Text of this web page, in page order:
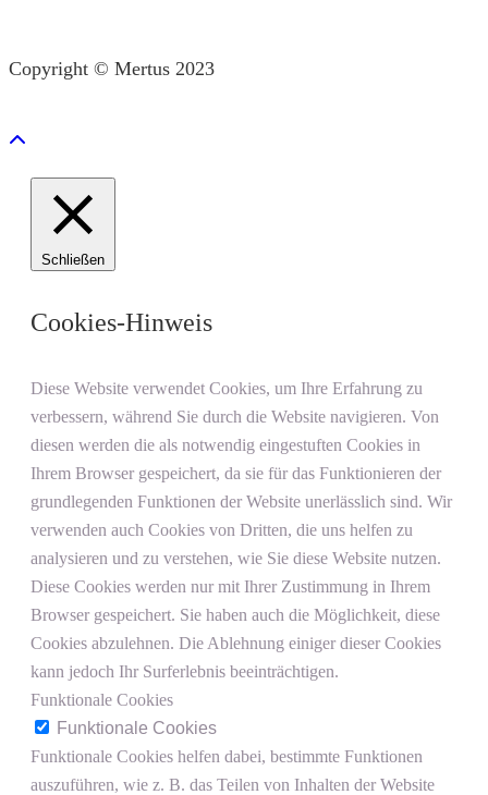
Copyright © Mertus 2023
Schließen
Cookies-Hinweis
Diese Website verwendet Cookies, um Ihre Erfahrung zu
verbessern, während Sie durch die Website navigieren. Von
diesen werden die als notwendig eingestuften Cookies in
Ihrem Browser gespeichert, da sie für das Funktionieren der
grundlegenden Funktionen der Website unerlässlich sind. Wir
verwenden auch Cookies von Dritten, die uns helfen zu
analysieren und zu verstehen, wie Sie diese Website nutzen.
Diese Cookies werden nur mit Ihrer Zustimmung in Ihrem
Browser gespeichert. Sie haben auch die Möglichkeit, diese
Cookies abzulehnen. Die Ablehnung einiger dieser Cookies
kann jedoch Ihr Surferlebnis beeinträchtigen.
Funktionale Cookies
Funktionale Cookies
Funktionale Cookies helfen dabei, bestimmte Funktionen
auszuführen, wie z. B. das Teilen von Inhalten der Website